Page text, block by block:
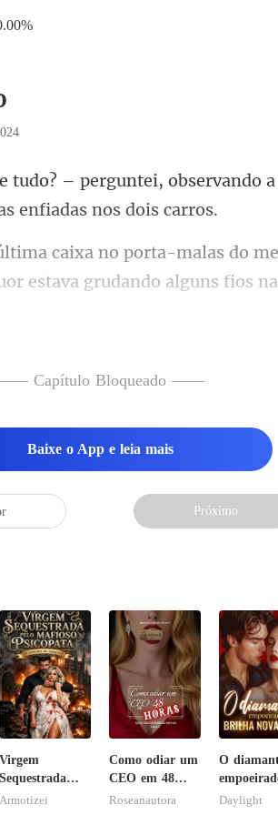
untei, observando
a-malas do
Capítulo Bloqueado ——
Baixe o App e leia mais
Próximo
Virgem
Sequestrada
pelo Mafioso
Armotizei
Como odiar um
CEO em 48
horas
Roseanautora
O
brilha
Daylight